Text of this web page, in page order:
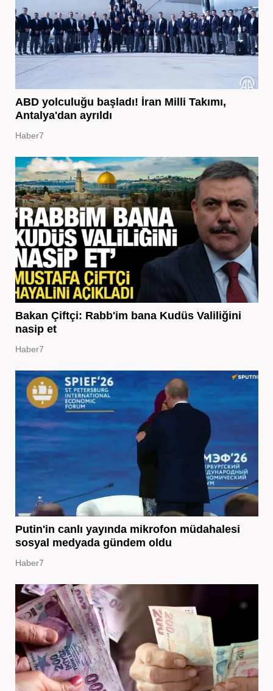
ABD yolculuğu başladı! İran Milli Takımı,
Antalya'dan ayrıldı
Haber7
Bakan Çiftçi: Rabb'im bana Kudüs Valiliğini
nasip et
Haber7
Putin'in canlı yayında mikrofon müdahalesi
sosyal medyada gündem oldu
Haber7